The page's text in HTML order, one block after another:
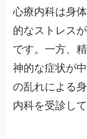
心療内科は身
的なストレス
です。一方、
神的な症状が
の乱れによる
内科を受診し